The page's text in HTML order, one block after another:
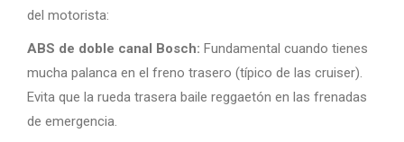
del motorista:
ABS de doble canal Bosch: Fundamental cuando tienes
mucha palanca en el freno trasero (típico de las cruiser).
Evita que la rueda trasera baile reggaetón en las frenadas
de emergencia.